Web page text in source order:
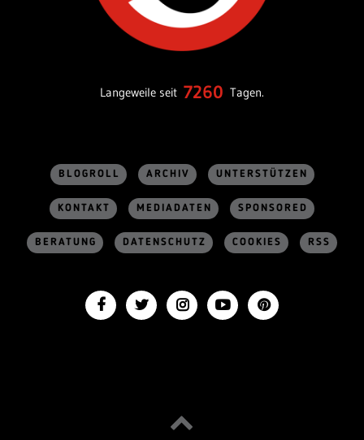
Langeweile seit 7260 Tagen.
BLOGROLL ARCHIV UNTERSTÜTZEN
KONTAKT MEDIADATEN SPONSORED
BERATUNG DATENSCHUTZ COOKIES RSS